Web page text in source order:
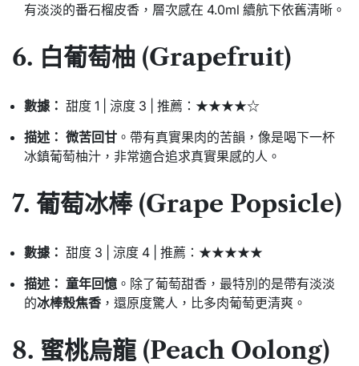
有淡淡的番石榴皮香，層次感在 4.0ml 續航下依舊清晰。
6. 白葡萄柚 (Grapefruit)
數據： 甜度 1 | 涼度 3 | 推薦：★★★★☆
描述： 微苦回甘 。帶有真實果肉的苦韻，像是喝下一杯
冰鎮葡萄柚汁，非常適合追求真實果感的人。
7. 葡萄冰棒 (Grape Popsicle)
數據： 甜度 3 | 涼度 4 | 推薦：★★★★★
描述： 童年回憶 。除了葡萄甜香，最特別的是帶有淡淡
的冰棒殼焦香 ，還原度驚人，比多肉葡萄更清爽。
8. 蜜桃烏龍 (Peach Oolong)